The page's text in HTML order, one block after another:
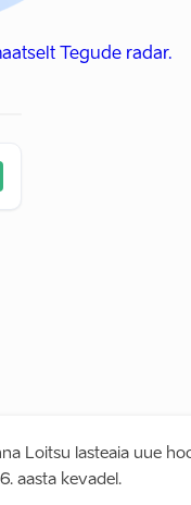
Tegude radar.
Loitsu lasteaia uue
aasta kevadel.